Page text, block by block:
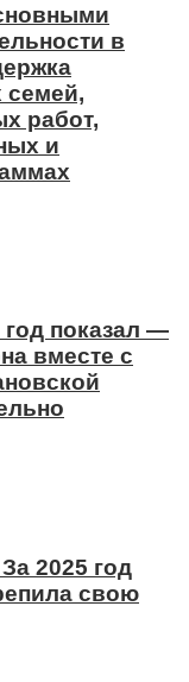
в
семей,
работ,
и
показал —
вместе с
2025 год
свою